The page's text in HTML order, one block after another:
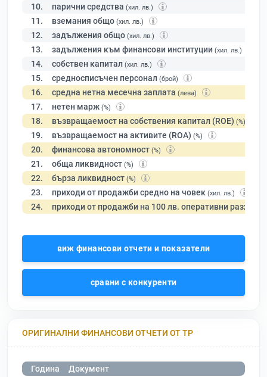
10. парични средства (хил. лв.)
11. вземания общо (хил. лв.)
12. задължения общо (хил. лв.)
13. задължения към финансови институции (хил. лв.)
14. собствен капитал (хил. лв.)
15. средносписъчен персонал (брой)
16. средна нетна месечна заплата (лева)
17. нетен марж (%)
18. възвращаемост на собствения капитал (ROE) (%)
19. възвращаемост на активите (ROA) (%)
20. финансова автономност (%)
21. обща ликвидност (%)
22. бърза ликвидност (%)
23. приходи от продажби средно на човек (хил. лв.)
24. приходи от продажби на 100 лв. оперативни разходи
виж финансови отчети и показатели
сравни с конкуренти
ОРИГИНАЛНИ ФИНАНСОВИ ОТЧЕТИ ОТ ТР
Година
Документ